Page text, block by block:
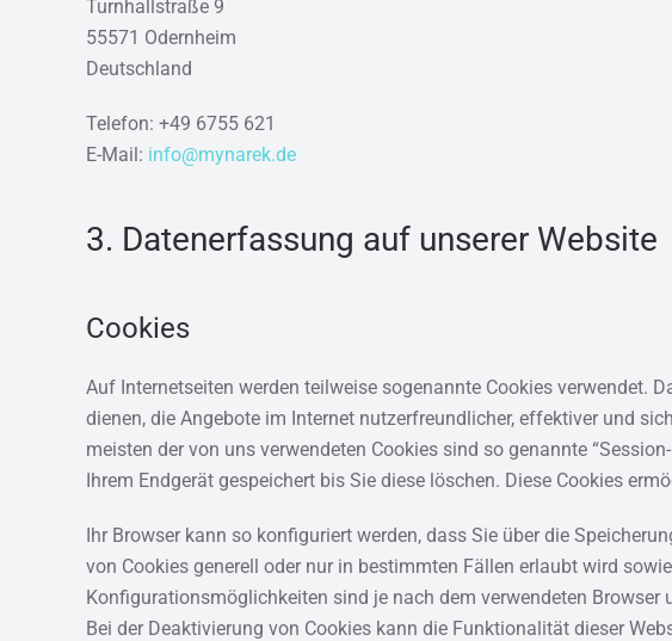
Turnhallstraße 9
55571 Odernheim
Deutschland
Telefon: +49 6755 621
E-Mail: info@mynarek.de
3. Datenerfassung auf unserer Website
Cookies
Auf Internetseiten werden teilweise sogenannte Cookies verwendet.
dienen, die Angebote im Internet nutzerfreundlicher, effektiver und
meisten der von uns verwendeten Cookies sind so genannte
Ihrem Endgerät gespeichert bis Sie diese löschen. Diese Cookies
Ihr Browser kann so konfiguriert werden, dass Sie über die
von Cookies generell oder nur in bestimmten Fällen erlaubt wird
Konfigurationsmöglichkeiten sind je nach dem verwendeten
Bei der Deaktivierung von Cookies kann die Funktionalität dieser